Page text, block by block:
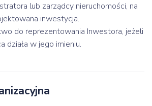
lub zarządcy nieruchomości, na
inwestycja.
do reprezentowania Inwestora, jeżeli
działa w jego imieniu.